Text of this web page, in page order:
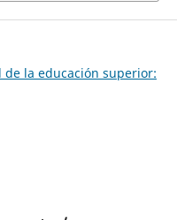
de la educación superior: